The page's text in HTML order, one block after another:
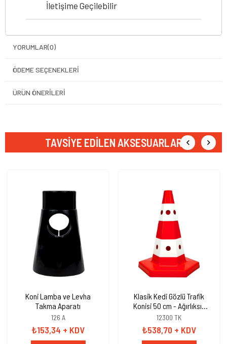
İletişime Geçilebilir
YORUMLAR(0)
ÖDEME SEÇENEKLERI
ÜRÜN ÖNERILERI
TAVSIYE EDILEN AKSESUARLAR
Koni Lamba ve Levha
Takma Aparatı
126 A
₺153,34 + KDV
Klasik Kedi Gözlü Trafik
Konisi 50 cm - Ağırlıksız
Trafik Dubası
12300 TK
₺538,70 + KDV